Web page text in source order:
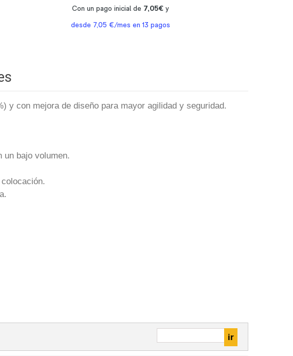
y con mejora de diseño para mayor agilidad y seguridad.
un bajo volumen.